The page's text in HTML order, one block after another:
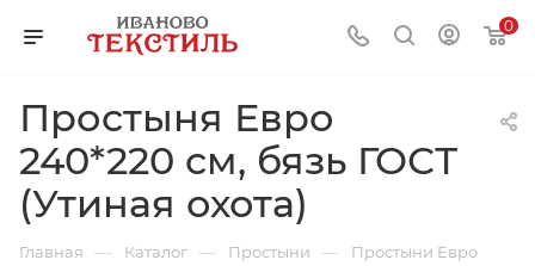
0
Простыня Евро
240*220 см, бязь ГОСТ
(Утиная охота)
Главная — Каталог — Простыни — Простыни Евро